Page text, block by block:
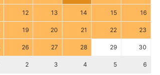
12 13 14 15 16
19 20 21 22 23
26 27 28 29 30
2 3 4 5 6